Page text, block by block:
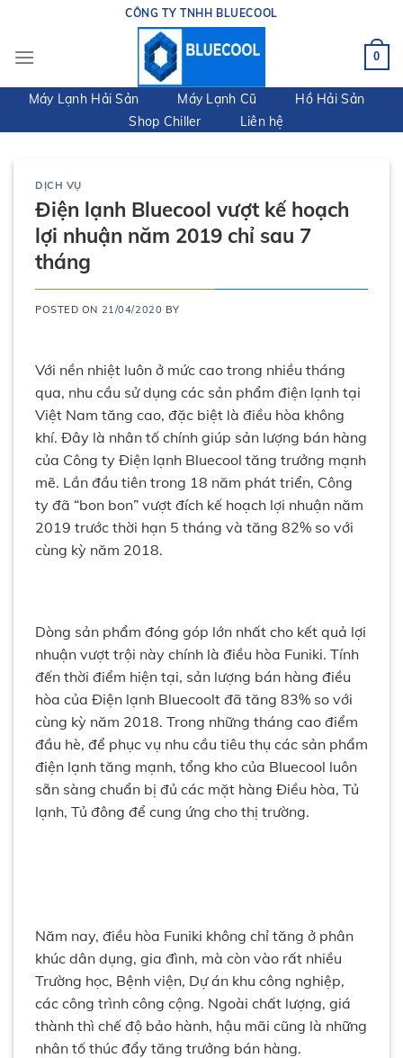
content
CÔNG TY TNHH BLUECOOL
0
Máy Lạnh Hải Sản Máy Lạnh Cũ
Hồ Hải Sản
Shop Chiller
Liên hệ
DỊCH VỤ
Điện lạnh Bluecool vượt kế hoạch
lợi nhuận năm 2019 chỉ sau 7
tháng
POSTED ON 21/04/2020 BY
Với nền nhiệt luôn ở mức cao trong nhiều tháng
qua, nhu cầu sử dụng các sản phẩm điện lạnh tại
Việt Nam tăng cao, đặc biệt là điều hòa không
khí. Đây là nhân tố chính giúp sản lượng bán hàng
của Công ty Điện lạnh Bluecool tăng trưởng mạnh
mẽ. Lần đầu tiên trong 18 năm phát triển, Công
ty đã “bon bon” vượt đích kế hoạch lợi nhuận năm
2019 trước thời hạn 5 tháng và tăng 82% so với
cùng kỳ năm 2018.
Dòng sản phẩm đóng góp lớn nhất cho kết quả lợi
nhuận vượt trội này chính là điều hòa Funiki. Tính
đến thời điểm hiện tại, sản lượng bán hàng điều
hòa của Điện lạnh Bluecoolt đã tăng 83% so với
cùng kỳ năm 2018. Trong những tháng cao điểm
đầu hè, để phục vụ nhu cầu tiêu thụ các sản phẩm
điện lạnh tăng mạnh, tổng kho của Bluecool luôn
sẵn sàng chuẩn bị đủ các mặt hàng Điều hòa, Tủ
lạnh, Tủ đông để cung ứng cho thị trường.
Năm nay, điều hòa Funiki không chỉ tăng ở phân
khúc dân dụng, gia đình, mà còn vào rất nhiều
Trường học, Bệnh viện, Dự án khu công nghiệp,
các công trình công cộng. Ngoài chất lượng, giá
thành thì chế độ bảo hành, hậu mãi cũng là những
nhân tố thúc đẩy tăng trưởng bán hàng.